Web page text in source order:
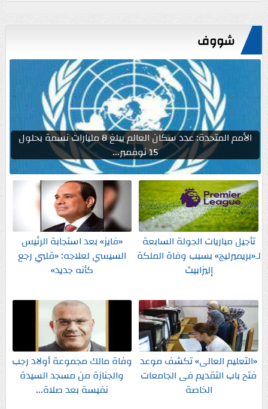
شووف
الأمم المتحدة: عدد سكان العالم يبلغ 8 مليارات نسمة بحلول
15 نوفمبر...
تأجيل مباريات الجولة السابعة
لـ«بريميرليج» بسبب وفاة الملكة
إليزابيث
«فايز» بعد استجابة الرئيس
السيسي لعلاجه: «قلبي رجع
كأنه جديد»
«التعليم العالى» تكشف موعد
فتح باب التقديم فى الجامعات
الخاصة
وفاة مالك مجموعة أولاد رجب
والجنازة من مسجد السيدة
نفيسة بعد صلاة...